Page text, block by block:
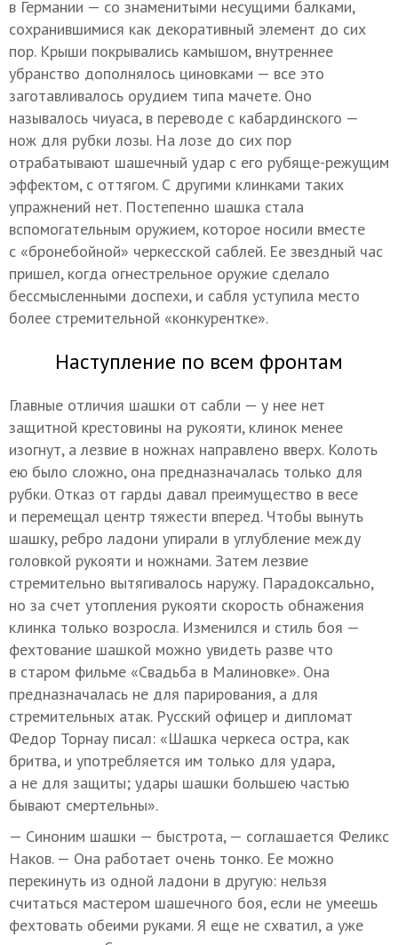
в Германии — со знаменитыми несущими балками,
сохранившимися как декоративный элемент до сих
пор. Крыши покрывались камышом, внутреннее
убранство дополнялось циновками — все это
заготавливалось орудием типа мачете. Оно
называлось чиуаса, в переводе с кабардинского —
нож для рубки лозы. На лозе до сих пор
отрабатывают шашечный удар с его рубяще-режущим
эффектом, с оттягом. С другими клинками таких
упражнений нет. Постепенно шашка стала
вспомогательным оружием, которое носили вместе
с «бронебойной» черкесской саблей. Ее звездный час
пришел, когда огнестрельное оружие сделало
бессмысленными доспехи, и сабля уступила место
более стремительной «конкурентке».
Наступление по всем фронтам
Главные отличия шашки от сабли — у нее нет
защитной крестовины на рукояти, клинок менее
изогнут, а лезвие в ножнах направлено вверх. Колоть
ею было сложно, она предназначалась только для
рубки. Отказ от гарды давал преимущество в весе
и перемещал центр тяжести вперед. Чтобы вынуть
шашку, ребро ладони упирали в углубление между
головкой рукояти и ножнами. Затем лезвие
стремительно вытягивалось наружу. Парадоксально,
но за счет утопления рукояти скорость обнажения
клинка только возросла. Изменился и стиль боя —
фехтование шашкой можно увидеть разве что
в старом фильме «Свадьба в Малиновке». Она
предназначалась не для парирования, а для
стремительных атак. Русский офицер и дипломат
Федор Торнау писал: «Шашка черкеса остра, как
бритва, и употребляется им только для удара,
а не для защиты; удары шашки большею частью
бывают смертельны».
— Синоним шашки — быстрота, — соглашается Феликс
Наков. — Она работает очень тонко. Ее можно
перекинуть из одной ладони в другую: нельзя
считаться мастером шашечного боя, если не умеешь
фехтовать обеими руками. Я еще не схватил, а уже